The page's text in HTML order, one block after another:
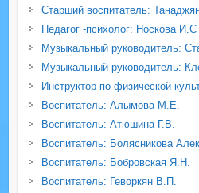
Старший воспитатель:
Педагог -психолог: Носкова И.С
Музыкальный руководитель:
Музыкальный руководитель:
Инструктор по физической
Воспитатель: Алымова М.Е.
Воспитатель: Атюшина Г.В.
Воспитатель: Болясникова
Воспитатель: Бобровская Я.Н.
Воспитатель: Геворкян В.П.